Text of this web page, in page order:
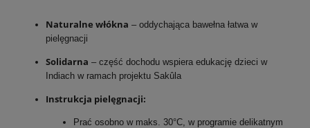
Naturalne włókna – oddychająca bawełna łatwa w
pielęgnacji
Solidarna – część dochodu wspiera edukację dzieci w
Indiach w ramach projektu Sakûla
Instrukcja pielęgnacji:
Prać osobno w maks. 30°C, w programie delikatnym